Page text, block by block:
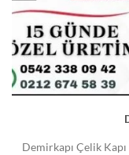
Demirkapı Çelik